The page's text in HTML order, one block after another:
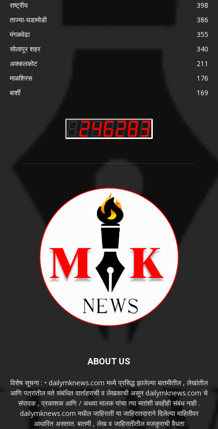
राष्ट्रीय
398
ताज्या-घडामोडी
386
मंगळवेढा
355
सोलापूर शहर
340
अक्कलकोट
211
माळशिरस
176
बार्शी
169
ABOUT US
विशेष सूचना : • dailymknews.com मध्ये प्रसिद्ध झालेल्या बातमीतील , लेखांतील
आणि पत्रांतील मते संबंधित वार्ताहराची व लेखकाची असून dailymknews.com चे
संपादक , प्रकाशक आणि / अथवा मालक यांचा त्या मतांशी काहीही संबंध नाही .
dailymknews.com मधील जाहिराती या जाहिरातदाराने दिलेल्या माहितीवर
आधारित असतात. बातमी , लेख व जाहिरातीतील मजकुराची वैधता